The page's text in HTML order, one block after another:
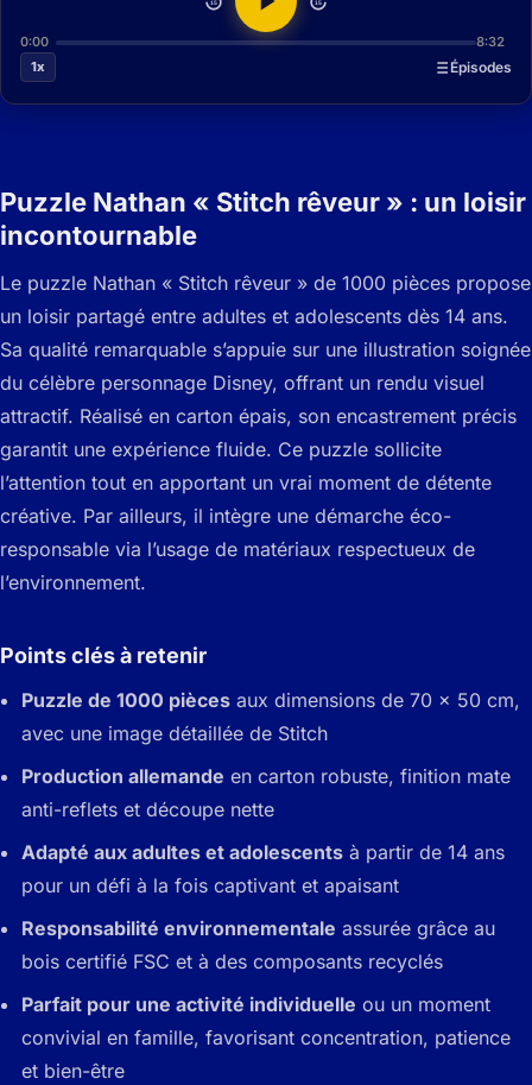
15 15
0:00
8:32
1x
Épisodes
Puzzle Nathan « Stitch rêveur » : un loisir
incontournable
Le puzzle Nathan « Stitch rêveur » de 1000 pièces propose
un loisir partagé entre adultes et adolescents dès 14 ans.
Sa qualité remarquable s’appuie sur une illustration soignée
du célèbre personnage Disney, offrant un rendu visuel
attractif. Réalisé en carton épais, son encastrement précis
garantit une expérience fluide. Ce puzzle sollicite
l’attention tout en apportant un vrai moment de détente
créative. Par ailleurs, il intègre une démarche éco-
responsable via l’usage de matériaux respectueux de
l’environnement.
Points clés à retenir
Puzzle de 1000 pièces aux dimensions de 70 x 50 cm,
avec une image détaillée de Stitch
Production allemande en carton robuste, finition mate
anti-reflets et découpe nette
Adapté aux adultes et adolescents à partir de 14 ans
pour un défi à la fois captivant et apaisant
Responsabilité environnementale assurée grâce au
bois certifié FSC et à des composants recyclés
Parfait pour une activité individuelle ou un moment
convivial en famille, favorisant concentration, patience
et bien-être